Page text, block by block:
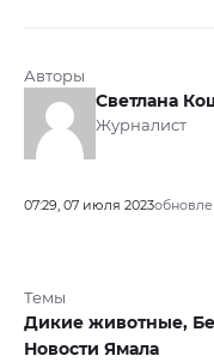
Авторы
Светлана
Журналист
07:29, 07 июля 2023
Темы
Дикие животные,
Новости Ямала